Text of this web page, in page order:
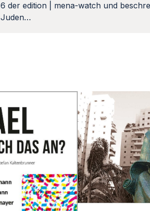
6 der edition | mena-watch und
Juden…